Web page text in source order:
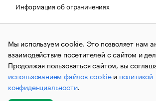
Информация об ограничениях
Правовая информация
О соблюдении
© АО «РОСБИЗНЕСКОНСАЛТИНГ»,
и материалы информационного агентства
(зарегистрировано Федеральной службой по
связи, информационных технологий и
коммуникаций (Роскомнадзор) 09.12.2015 за
№ФС77-63848) сопровождаются пометкой
публикации могут содержать информацию,
Мы используем cookie. Это позволяет нам
взаимодействие посетителей с сайтом и
Продолжая пользоваться сайтом, вы
использованием файлов cookieи политикой
конфиденциальности.